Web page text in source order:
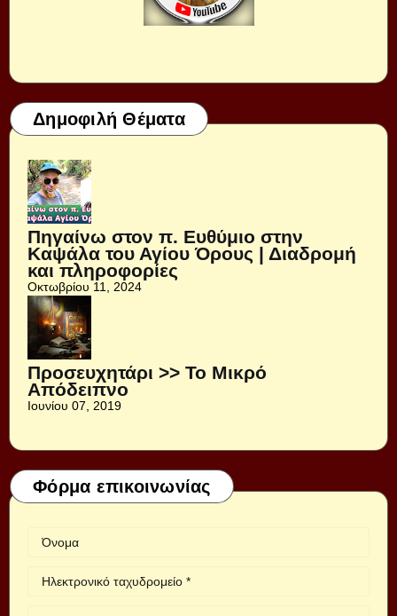
Δημοφιλή Θέματα
Πηγαίνω στον π. Ευθύμιο στην
Καψάλα του Αγίου Όρους | Διαδρομή
και πληροφορίες
Οκτωβρίου 11, 2024
Προσευχητάρι >> Το Μικρό
Απόδειπνο
Ιουνίου 07, 2019
Φόρμα επικοινωνίας